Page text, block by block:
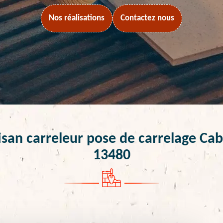
Nos réalisations Contactez nous
carreleur pose de carrelage
13480